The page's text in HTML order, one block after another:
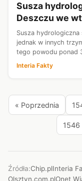
Susza
Deszczu we
Susza hydrologiczna
jednak w innych
tego powodu ponad
poprawić sytuację,
W sprawdzeniu,
Interia Fakty
« Poprzednia
1546
Źródła:Chip.plInteria
Olsztyn.com.plOnet